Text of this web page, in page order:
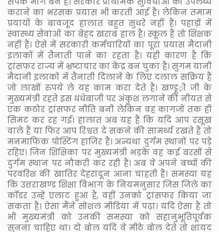
कराने का भरसक प्रयास भी करती आई हैं। लेकिन तमाम
प्रयायों के बावजूद हालात बहुत सुधरे नहीं हैं। पहाड़ों में
स्वास्थ्य सेवाओं का बेहद खराब हाल है। स्कूल हैं तो शिक्षक
नहीं हैं। ऐसे में सरकारी कर्मचारियों का पूरा प्रयास मैदानी
इलाकों में तैनाती पाने का रहता है। यही कारण है कि
ट्रांसफर राज्य में भ्रष्टाचार का केंद्र बन चुका है। सुगम यानी
मैदानी इलाकों में तैनाती दिलाने के लिए दलाल सक्रिय हैं
जो लाखों रुपये ले यह काम करा देते हैं। खण्डू़़ी जी के
मुख्यमंत्री रहते इस धंधेबाजी पर अंकुश लगाने की नीयत से
एक कठोर ट्रांसफर नीति बनी लेकिन वह कागजों तक ही
सिमट कर रह गई। हालात अब यह हैं कि यदि आप रसूख
वाले हैं या फिर आप रिश्वत दे सकने की सामर्थ्य रखते हैं तो
मनमाफिक पोस्टिंग हाजिर है। अन्यथा दुर्गम स्थानों पर पड़े
रहिए। जिन शिक्षिका पर मुख्यमंत्री भड़के वह कई बरसों से
दुर्गम स्थान पर नौकरी कर रही हैं। अब वे अपने बच्चों की
परवरिश की खातिर देहरादून आना चाहती हैं। समस्या यह
कि उत्तराखण्ड शिक्षा विभाग के नियमनुसार जिस जिले का
कॉडर उन्हें एलाट हुआ है, वहीं उनको ट्रांसफर किया जा
सकता है। ऐसा मैंने सोशल मीडिया में पढ़ा। यदि ऐसा है तो
भी मुख्यमंत्री को उनकी समस्या को सहानुभूतिपूर्वक
सुनना चाहिए था। दो बोल यदि वे मीठे बोल देते तो शायद